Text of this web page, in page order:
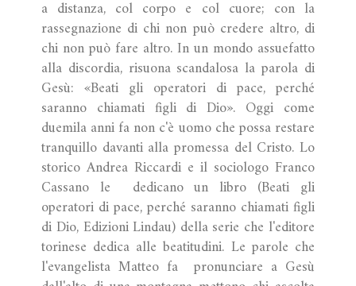
a distanza, col corpo e col cuore; con la
rassegnazione di chi non può credere altro, di
chi non può fare altro. In un mondo assuefatto
alla discordia, risuona scandalosa la parola di
Gesù: «Beati gli operatori di pace, perché
saranno chiamati figli di Dio». Oggi come
duemila anni fa non c'è uomo che possa restare
tranquillo davanti alla promessa del Cristo. Lo
storico Andrea Riccardi e il sociologo Franco
Cassano le dedicano un libro (Beati gli
operatori di pace, perché saranno chiamati figli
di Dio, Edizioni Lindau) della serie che l'editore
torinese dedica alle beatitudini. Le parole che
l'evangelista Matteo fa pronunciare a Gesù